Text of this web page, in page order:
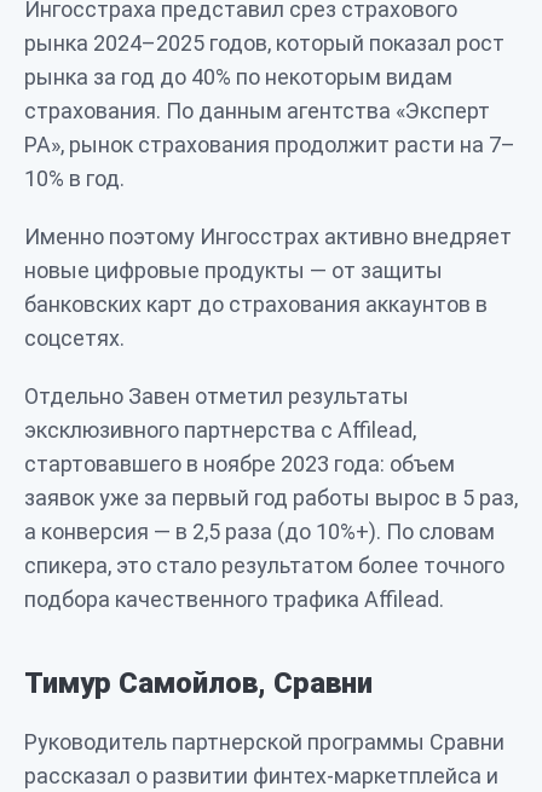
Ингосстраха представил срез страхового
рынка 2024–2025 годов, который показал рост
рынка за год до 40% по некоторым видам
страхования. По данным агентства «Эксперт
РА», рынок страхования продолжит расти на 7–
10% в год.
Именно поэтому Ингосстрах активно внедряет
новые цифровые продукты — от защиты
банковских карт до страхования аккаунтов в
соцсетях.
Отдельно Завен отметил результаты
эксклюзивного партнерства с Affilead,
стартовавшего в ноябре 2023 года: объем
заявок уже за первый год работы вырос в 5 раз,
а конверсия — в 2,5 раза (до 10%+). По словам
спикера, это стало результатом более точного
подбора качественного трафика Affilead.
Тимур Самойлов, Сравни
Руководитель партнерской программы Сравни
рассказал о развитии финтех-маркетплейса и